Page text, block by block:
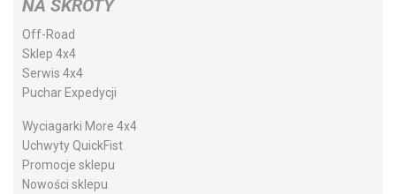
NA SKRÓTY
Off-Road
Sklep 4x4
Serwis 4x4
Puchar Expedycji
Wyciagarki More 4x4
Uchwyty QuickFist
Promocje sklepu
Nowości sklepu